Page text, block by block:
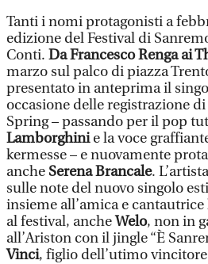
Tanti i nomi protagonisti a
edizione del Festival di
Conti. Da Francesco Renga ai
marzo sul palco di piazza
presentato in anteprima il
occasione delle registrazione
Spring – passando per il pop
Lamborghinie la voce
kermesse – e nuovamente
anche Serena Brancale.
sulle note del nuovo singolo
insieme all’amica e cantautrice
al festival, ancheWelo, non in
all’Ariston con il jingle “È
Vinci, figlio dell’utimo vincitore